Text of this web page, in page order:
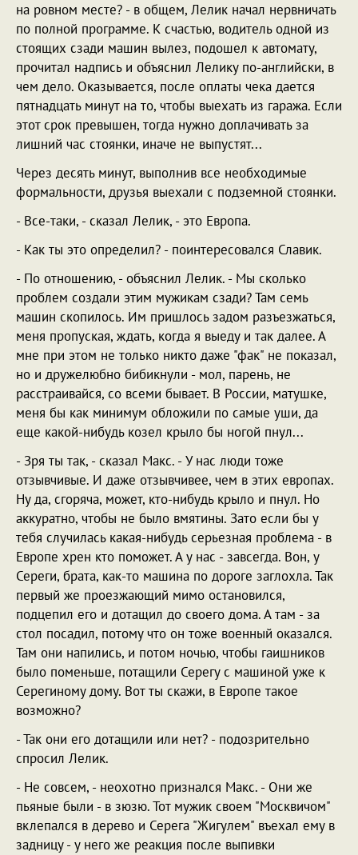
на ровном месте? - в общем, Лелик начал нервничать
по полной программе. К счастью, водитель одной из
стоящих сзади машин вылез, подошел к автомату,
прочитал надпись и объяснил Лелику по-английски, в
чем дело. Оказывается, после оплаты чека дается
пятнадцать минут на то, чтобы выехать из гаража. Если
этот срок превышен, тогда нужно доплачивать за
лишний час стоянки, иначе не выпустят...
Через десять минут, выполнив все необходимые
формальности, друзья выехали с подземной стоянки.
- Все-таки, - сказал Лелик, - это Европа.
- Как ты это определил? - поинтересовался Славик.
- По отношению, - объяснил Лелик. - Мы сколько
проблем создали этим мужикам сзади? Там семь
машин скопилось. Им пришлось задом разъезжаться,
меня пропуская, ждать, когда я выеду и так далее. А
мне при этом не только никто даже "фак" не показал,
но и дружелюбно бибикнули - мол, парень, не
расстраивайся, со всеми бывает. В России, матушке,
меня бы как минимум обложили по самые уши, да
еще какой-нибудь козел крыло бы ногой пнул...
- Зря ты так, - сказал Макс. - У нас люди тоже
отзывчивые. И даже отзывчивее, чем в этих европах.
Ну да, сгоряча, может, кто-нибудь крыло и пнул. Но
аккуратно, чтобы не было вмятины. Зато если бы у
тебя случилась какая-нибудь серьезная проблема - в
Европе хрен кто поможет. А у нас - завсегда. Вон, у
Сереги, брата, как-то машина по дороге заглохла. Так
первый же проезжающий мимо остановился,
подцепил его и дотащил до своего дома. А там - за
стол посадил, потому что он тоже военный оказался.
Там они напились, и потом ночью, чтобы гаишников
было поменьше, потащили Серегу с машиной уже к
Серегиному дому. Вот ты скажи, в Европе такое
возможно?
- Так они его дотащили или нет? - подозрительно
спросил Лелик.
- Не совсем, - неохотно признался Макс. - Они же
пьяные были - в зюзю. Тот мужик своем "Москвичом"
вклепался в дерево и Серега "Жигулем" въехал ему в
задницу - у него же реакция после выпивки